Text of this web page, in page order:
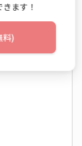
事務サポ♪
タエントリー
ます！
料)